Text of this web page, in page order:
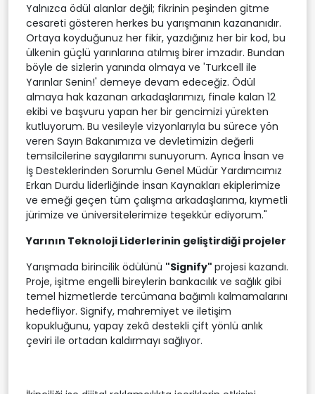
Yalnızca ödül alanlar değil; fikrinin peşinden gitme
cesareti gösteren herkes bu yarışmanın kazananıdır.
Ortaya koyduğunuz her fikir, yazdığınız her bir kod, bu
ülkenin güçlü yarınlarına atılmış birer imzadır. Bundan
böyle de sizlerin yanında olmaya ve 'Turkcell ile
Yarınlar Senin!' demeye devam edeceğiz. Ödül
almaya hak kazanan arkadaşlarımızı, finale kalan 12
ekibi ve başvuru yapan her bir gencimizi yürekten
kutluyorum. Bu vesileyle vizyonlarıyla bu sürece yön
veren Sayın Bakanımıza ve devletimizin değerli
temsilcilerine saygılarımı sunuyorum. Ayrıca İnsan ve
İş Desteklerinden Sorumlu Genel Müdür Yardımcımız
Erkan Durdu liderliğinde İnsan Kaynakları ekiplerimize
ve emeği geçen tüm çalışma arkadaşlarıma, kıymetli
jürimize ve üniversitelerimize teşekkür ediyorum."
Yarının Teknoloji Liderlerinin geliştirdiği projeler
Yarışmada birincilik ödülünü "Signify" projesi kazandı.
Proje, işitme engelli bireylerin bankacılık ve sağlık gibi
temel hizmetlerde tercümana bağımlı kalmamalarını
hedefliyor. Signify, mahremiyet ve iletişim
kopukluğunu, yapay zekâ destekli çift yönlü anlık
çeviri ile ortadan kaldırmayı sağlıyor.